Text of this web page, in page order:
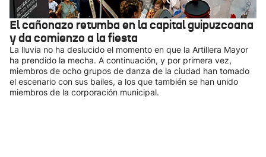
El cañonazo retumba en la capital guipuzcoana
y da comienzo a la fiesta
La lluvia no ha deslucido el momento en que la Artillera Mayor
ha prendido la mecha. A continuación, y por primera vez,
miembros de ocho grupos de danza de la ciudad han tomado
el escenario con sus bailes, a los que también se han unido
miembros de la corporación municipal.